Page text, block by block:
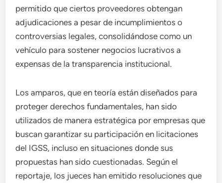
permitido que ciertos proveedores obtengan
adjudicaciones a pesar de incumplimientos o
controversias legales, consolidándose como un
vehículo para sostener negocios lucrativos a
expensas de la transparencia institucional.
Los amparos, que en teoría están diseñados para
proteger derechos fundamentales, han sido
utilizados de manera estratégica por empresas que
buscan garantizar su participación en licitaciones
del IGSS, incluso en situaciones donde sus
propuestas han sido cuestionadas. Según el
reportaje, los jueces han emitido resoluciones que